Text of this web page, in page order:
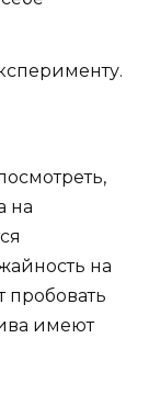
на
на
пробовать
имеют